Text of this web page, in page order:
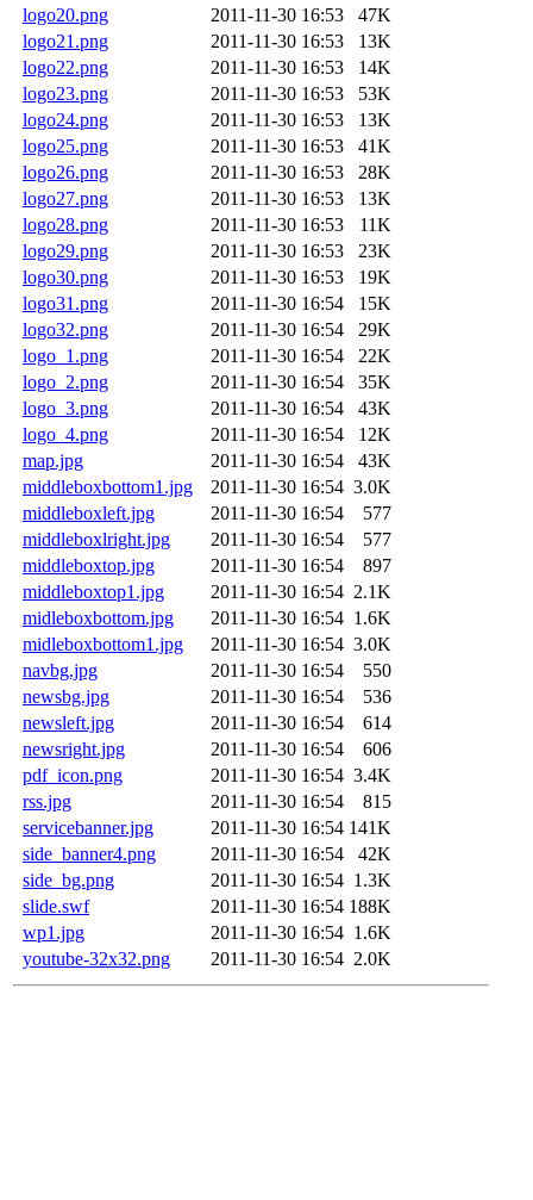
logo20.png
2011-11-30 16:53
47K
logo21.png
2011-11-30 16:53
13K
logo22.png
2011-11-30 16:53
14K
logo23.png
2011-11-30 16:53
53K
logo24.png
2011-11-30 16:53
13K
logo25.png
2011-11-30 16:53
41K
logo26.png
2011-11-30 16:53
28K
logo27.png
2011-11-30 16:53
13K
logo28.png
2011-11-30 16:53
11K
logo29.png
2011-11-30 16:53
23K
logo30.png
2011-11-30 16:53
19K
logo31.png
2011-11-30 16:54
15K
logo32.png
2011-11-30 16:54
29K
logo_1.png
2011-11-30 16:54
22K
logo_2.png
2011-11-30 16:54
35K
logo_3.png
2011-11-30 16:54
43K
logo_4.png
2011-11-30 16:54
12K
map.jpg
2011-11-30 16:54
43K
middleboxbottom1.jpg
2011-11-30 16:54 3.0K
middleboxleft.jpg
2011-11-30 16:54
577
middleboxlright.jpg
2011-11-30 16:54
577
middleboxtop.jpg
2011-11-30 16:54
897
middleboxtop1.jpg
2011-11-30 16:54 2.1K
midleboxbottom.jpg
2011-11-30 16:54 1.6K
midleboxbottom1.jpg
2011-11-30 16:54 3.0K
navbg.jpg
2011-11-30 16:54
550
newsbg.jpg
2011-11-30 16:54
536
newsleft.jpg
2011-11-30 16:54
614
newsright.jpg
2011-11-30 16:54
606
pdf_icon.png
2011-11-30 16:54 3.4K
rss.jpg
2011-11-30 16:54
815
servicebanner.jpg
2011-11-30 16:54 141K
side_banner4.png
2011-11-30 16:54
42K
side_bg.png
2011-11-30 16:54 1.3K
slide.swf
2011-11-30 16:54 188K
wp1.jpg
2011-11-30 16:54 1.6K
youtube-32x32.png
2011-11-30 16:54 2.0K